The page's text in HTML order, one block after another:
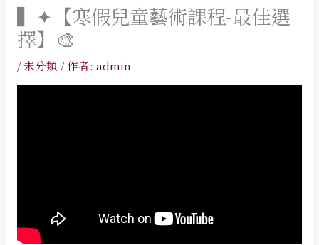
▍✦【寒假兒童藝術課程-最佳選
擇】🎨
/未分類 / 作者: admin